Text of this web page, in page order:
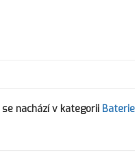
se nachází v kategorii Baterie